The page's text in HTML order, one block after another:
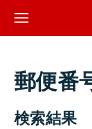
郵便番
検索結果